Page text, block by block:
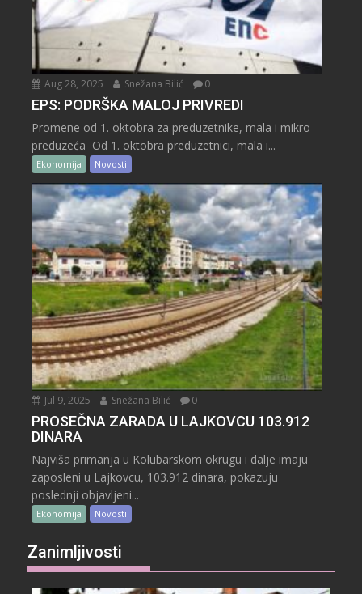
Aug 28, 2025 Snežana Bilić 0
EPS: PODRŠKA MALOJ PRIVREDI
Promene od 1. oktobra za preduzetnike, mala i mikro
preduzeća Od 1. oktobra preduzetnici, mala i...
Ekonomija Novosti
Jul 9, 2025 Snežana Bilić 0
PROSEČNA ZARADA U LAJKOVCU 103.912
DINARA
Najviša primanja u Kolubarskom okrugu i dalje imaju
zaposleni u Lajkovcu, 103.912 dinara, pokazuju
poslednji objavljeni...
Ekonomija Novosti
Zanimljivosti